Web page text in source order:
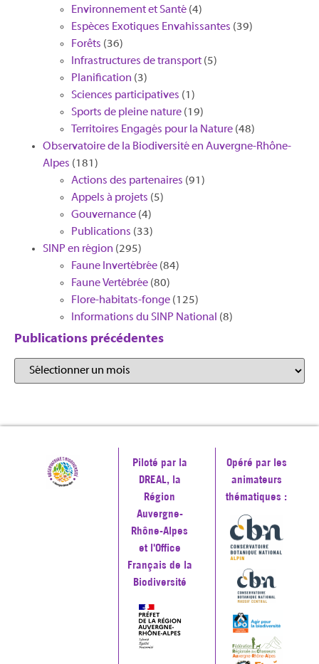
Environnement et Santé (4)
Espèces Exotiques Envahissantes (39)
Forêts (36)
Infrastructures de transport (5)
Planification (3)
Sciences participatives (1)
Sports de pleine nature (19)
Territoires Engagés pour la Nature (48)
Observatoire de la Biodiversité en Auvergne-Rhône-
Alpes (181)
Actions des partenaires (91)
Appels à projets (5)
Gouvernance (4)
Publications (33)
SINP en région (295)
Faune Invertébrée (84)
Faune Vertébrée (80)
Flore-habitats-fonge (125)
Informations du SINP National (8)
Publications précédentes
Piloté par la
DREAL, la
Région
Auvergne-
Rhône-Alpes
et l'Office
Français de la
Biodiversité
Opéré par les
animateurs
thématiques :